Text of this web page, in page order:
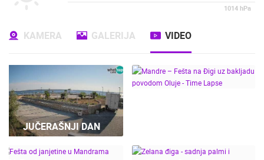
1014 hPa
KAMERA GALERIJA VIDEO
JUČERAŠNJI DAN